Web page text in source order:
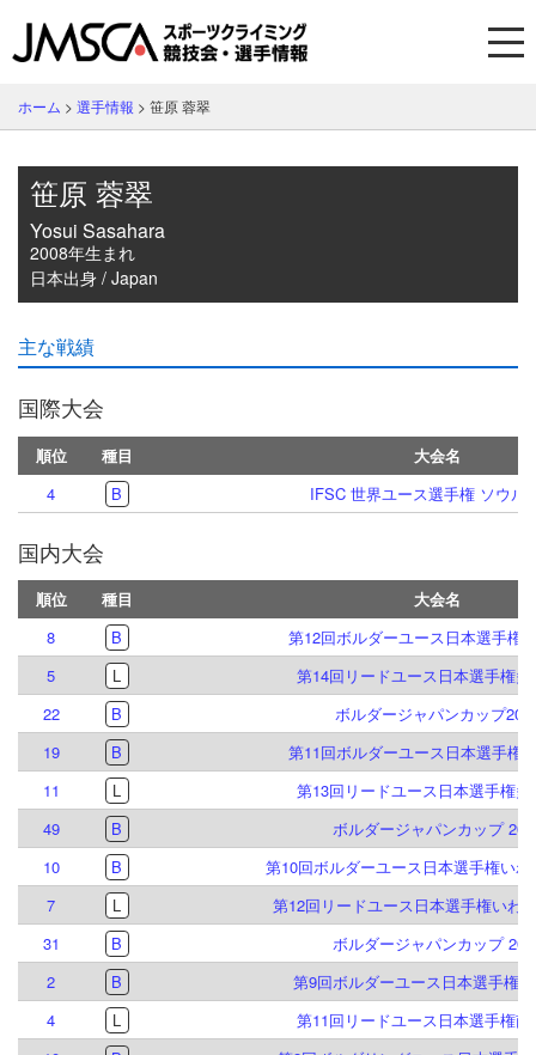
ホーム > 選手情報 > 笹原 蓉翠
笹原 蓉翠
Yosui Sasahara
2008年生まれ
日本出身 / Japan
主な戦績
国際大会
順位 種目
大会名
4
B IFSC 世界ユース選手権 ソウル
国内大会
順位 種目
大会名
8
B
第12回ボルダーユース日本選手権
5
L
第14回リードユース日本選手権多
22
B
ボルダージャパンカップ
19
B
第11回ボルダーユース日本選手権
11
L
第13回リードユース日本選手権多
49
B
ボルダージャパンカップ
10
B
第10回ボルダーユース日本選手権い
7
L
第12回リードユース日本選手権いわ
31
B
ボルダージャパンカップ
2
B
第9回ボルダーユース日本選手権
4
L
第11回リードユース日本選手権南